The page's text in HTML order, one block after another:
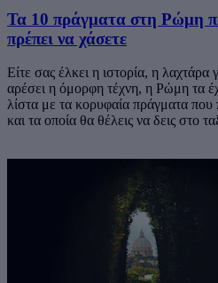
Τα 10 πράγματα στη Ρώμη
πρέπει να χάσετε
Είτε σας έλκει η ιστορία, η λαχτάρα
αρέσει η όμορφη τέχνη, η Ρώμη τα
λίστα με τα κορυφαία πράγματα που
και τα οποία θα θέλεις να δεις στο